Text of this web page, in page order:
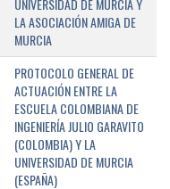
UNIVERSIDAD DE MURCIA Y
LA ASOCIACIÓN AMIGA DE
MURCIA
PROTOCOLO GENERAL DE
ACTUACIÓN ENTRE LA
ESCUELA COLOMBIANA DE
INGENIERÍA JULIO GARAVITO
(COLOMBIA) Y LA
UNIVERSIDAD DE MURCIA
(ESPAÑA)